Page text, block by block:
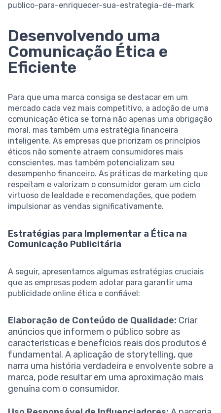
publico-para-enriquecer-sua-estrategia-de-mark
Desenvolvendo uma
Comunicação Ética e
Eficiente
Para que uma marca consiga se destacar em um
mercado cada vez mais competitivo, a adoção de uma
comunicação ética se torna não apenas uma obrigação
moral, mas também uma estratégia financeira
inteligente. As empresas que priorizam os princípios
éticos não somente atraem consumidores mais
conscientes, mas também potencializam seu
desempenho financeiro. As práticas de marketing que
respeitam e valorizam o consumidor geram um ciclo
virtuoso de lealdade e recomendações, que podem
impulsionar as vendas significativamente.
Estratégias para Implementar a Ética na
Comunicação Publicitária
A seguir, apresentamos algumas estratégias cruciais
que as empresas podem adotar para garantir uma
publicidade online ética e confiável:
Elaboração de Conteúdo de Qualidade: Criar
anúncios que informem o público sobre as
características e benefícios reais dos produtos é
fundamental. A aplicação de storytelling, que
narra uma história verdadeira e envolvente sobre a
marca, pode resultar em uma aproximação mais
genuína com o consumidor.